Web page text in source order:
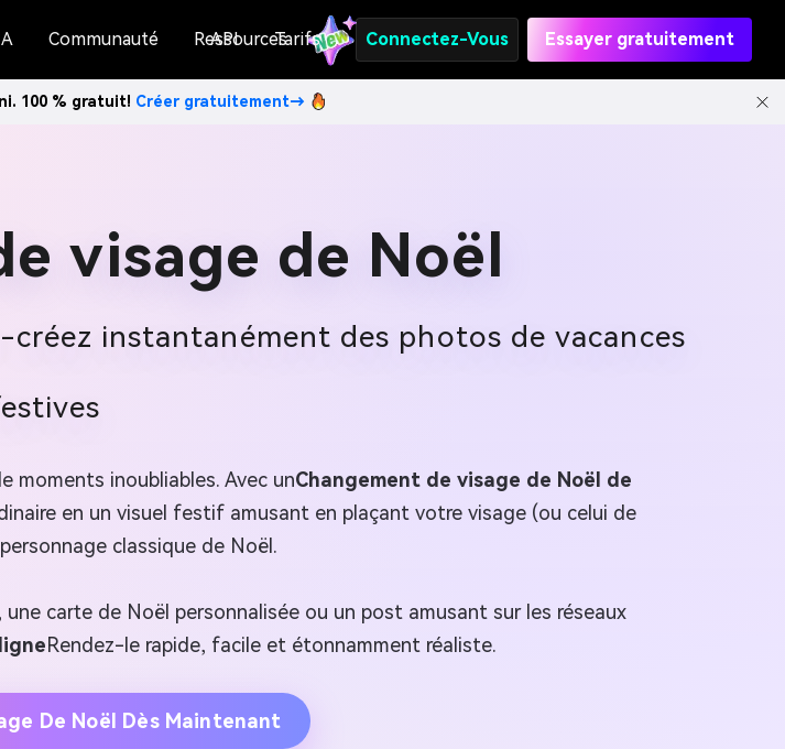
Communauté Ressources
API Tarifs Connectez-Vous Essayer gratuitement
100 % gratuit! Créer gratuitement→
visage de Noël
instantanément des photos de vacances
moments inoubliables. Avec unChangement de visage de Noël de
en un visuel festif amusant en plaçant votre visage (ou celui de
classique de Noël.
carte de Noël personnalisée ou un post amusant sur les réseaux
Rendez-le rapide, facile et étonnamment réaliste.
De Noël Dès Maintenant